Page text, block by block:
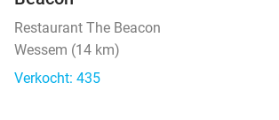
Restaurant The Beacon
Wessem (14 km)
Verkocht: 435